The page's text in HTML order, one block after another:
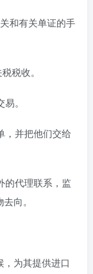
和有关单证的手
税收。
。
，并把他们交给
的代理联系，监
向。
为其提供进口